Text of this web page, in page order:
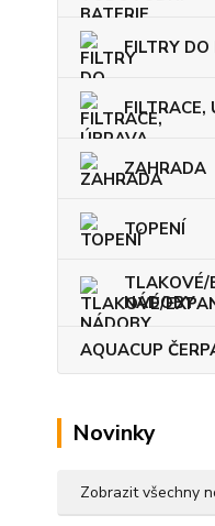
FILTRY
FILTRACE,
ZAHRADA
TOPENÍ
TLAKOVÉ/
NÁDOBY
AQUACUP
Novinky
Zobrazit všechny